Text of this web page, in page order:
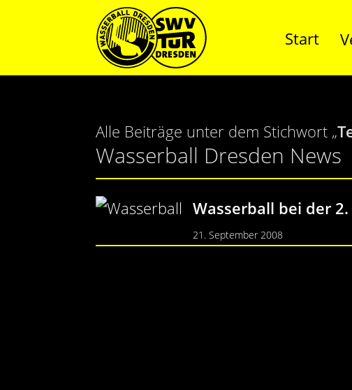
Start
Alle Beiträge unter dem Stichwort „
Wasserball Dresden News
Wasserball bei der
21. September 2008